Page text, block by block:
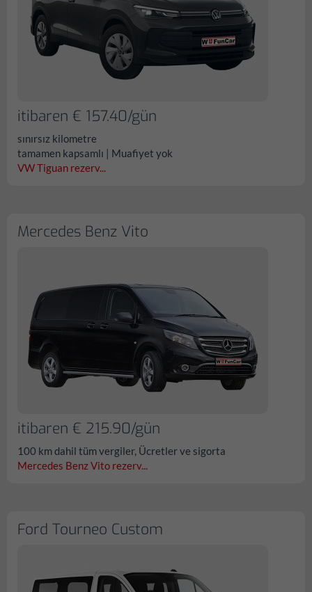
itibaren € 157.40/gün
sınırsız kilometre
tamamen kapsamlı | Muafiyet yok
VW Tiguan rezerv...
Mercedes Benz Vito
itibaren € 215.90/gün
100 km dahil tüm vergiler, Ücretler ve sigorta
Mercedes Benz Vito rezerv...
Ford Tourneo Custom